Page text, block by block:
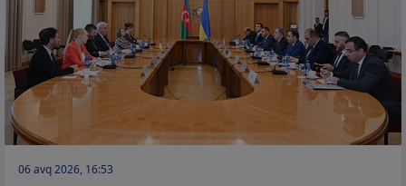
06 avq 2026, 16:53